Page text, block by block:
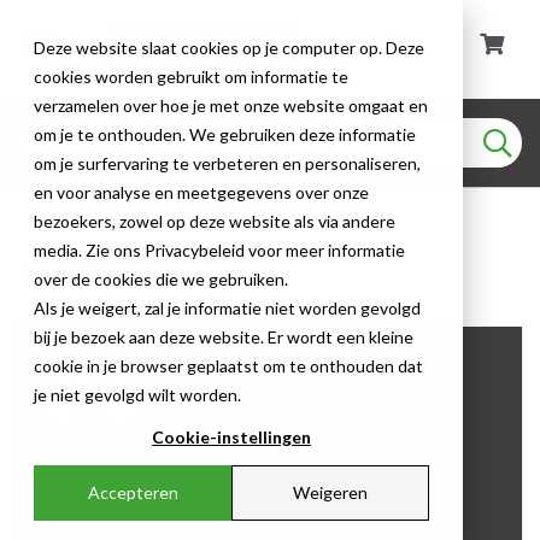
Deze website slaat cookies op je computer op. Deze
cookies worden gebruikt om informatie te
verzamelen over hoe je met onze website omgaat en
om je te onthouden. We gebruiken deze informatie
om je surfervaring te verbeteren en personaliseren,
en voor analyse en meetgegevens over onze
bezoekers, zowel op deze website als via andere
media. Zie ons Privacybeleid voor meer informatie
over de cookies die we gebruiken.
Als je weigert, zal je informatie niet worden gevolgd
bij je bezoek aan deze website. Er wordt een kleine
cookie in je browser geplaatst om te onthouden dat
je niet gevolgd wilt worden.
Cookie-instellingen
Accepteren Weigeren
Klantenservice
Klantenservice
Michel Michielsen
Klantenservice
Heb je nog vragen?
Onze specialisten staan voor je klaar